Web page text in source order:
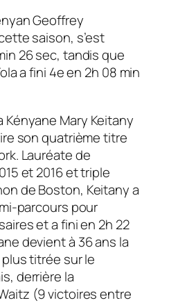
Geoffrey
saison, s’est
26 sec, tandis que
a fini 4e en 2h 08 min
Mary Keitany
son quatrième titre
Lauréate de
et 2016 et triple
de Boston, Keitany a
parcours pour
et a fini en 2h 22
devient à 36 ans la
titrée sur le
derrière la
(9 victoires entre